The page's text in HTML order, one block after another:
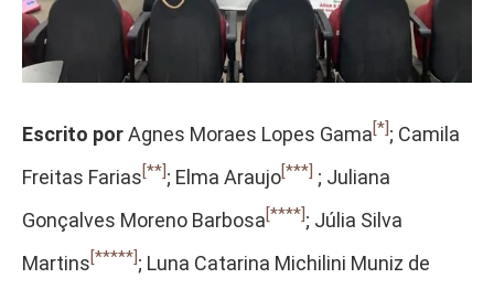
Escrito porAgnes Moraes Lopes Gama[*]; Camila
Freitas Farias[**]; Elma Araujo[***] ; Juliana
Gonçalves Moreno Barbosa[****]; Júlia Silva
Martins[*****]; Luna Catarina Michilini Muniz de